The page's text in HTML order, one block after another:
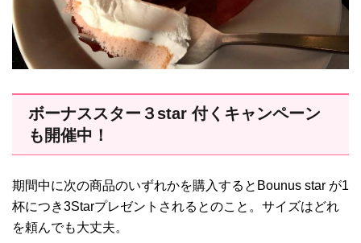
ボーナススター３star 付くキャンペーン
も開催中！
期間中に次の商品のいずれかを購入するとBounus star が1
杯につき3Starプレゼントされるとのこと。サイズはどれ
を頼んでも大丈夫。